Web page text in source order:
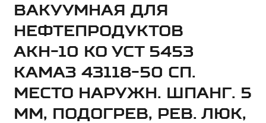
ВАКУУМНАЯ ДЛЯ
НЕФТЕПРОДУКТОВ
АКН-10 КО УСТ 5453
КАМАЗ 43118-50 СП.
МЕСТО НАРУЖН. ШПАНГ. 5
ММ, ПОДОГРЕВ, РЕВ. ЛЮК,